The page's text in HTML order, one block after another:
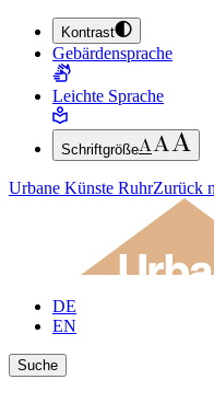
ZUM HAUPTINHALT
ZUM FUSSBEREICH
Kontrast
Gebärdensprache
Leichte Sprache
Schriftgröße
Urbane Künste RuhrZurück
DE
EN
Suche